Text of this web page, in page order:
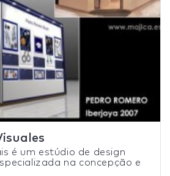
é um estúdio de design
na concepção e